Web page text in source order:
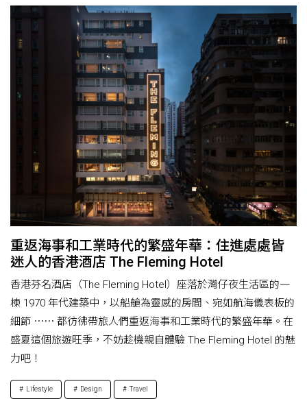
重返海事和工業時代的繁盛年華：住進處處皆
迷人的香港酒店 The Fleming Hotel
香港芬名酒店（The Fleming Hotel）座落於灣仔夜生活區的一
棟 1970 年代建築中，以船艙為靈感的房間、宛如航海儀表板的
細節 ⋯⋯ 都彷彿帶旅人們重返海事和工業時代的繁盛年華。在
盛夏這個旅遊旺季，不妨趁機親自體驗 The Fleming Hotel 的魅
力吧！
Lifestyle Design Travel